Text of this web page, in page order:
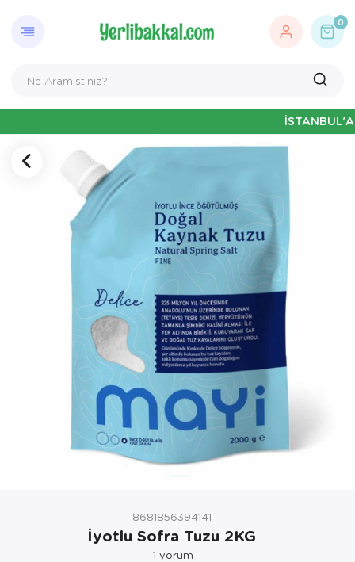
0
İSTANBUL'A
8681856394141
İyotlu Sofra Tuzu 2KG
1 yorum